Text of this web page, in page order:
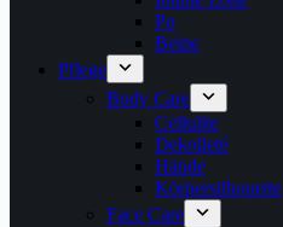
Po
Beine
Pflege
Body Care
Cellulite
Dekolleté
Hände
Körpersilhouette
Face Care